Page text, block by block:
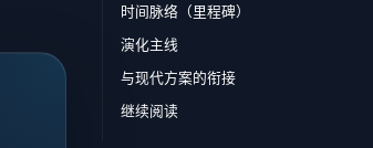
时间脉络（里程碑）
演化主线
与现代方案的衔接
继续阅读